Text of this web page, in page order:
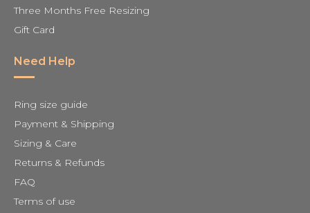
Three Months Free Resizing
Gift Card
Need Help
Ring size guide
Payment & Shipping
Sizing & Care
Returns & Refunds
FAQ
Terms of use